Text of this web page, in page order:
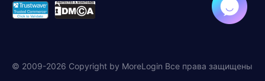
© 2009-2026 Copyright by MoreLogin Все права защищены